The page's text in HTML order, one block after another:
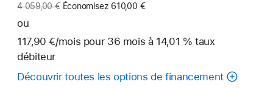
Ancien
4 059,00 € Économisez 610,00 €
ou
117,90 €/mois par
pour 36 mois mois
à 14,01 % taux
débiteur
Découvrir toutes les options de financement